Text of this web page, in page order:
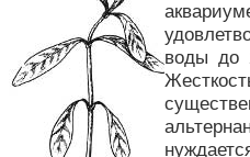
воды до